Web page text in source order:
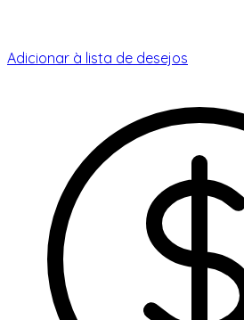
Adicionar à lista de desejos